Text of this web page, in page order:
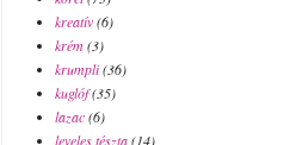
kreatív(6)
krém(3)
krumpli(36)
kuglóf(35)
lazac(6)
leveles tészta(14)